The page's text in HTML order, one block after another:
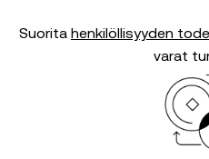
Suorita henkilöllisyyden
varat